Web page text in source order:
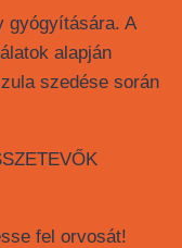
gyógyítására. A
alapján
szedése során
fel orvosát!